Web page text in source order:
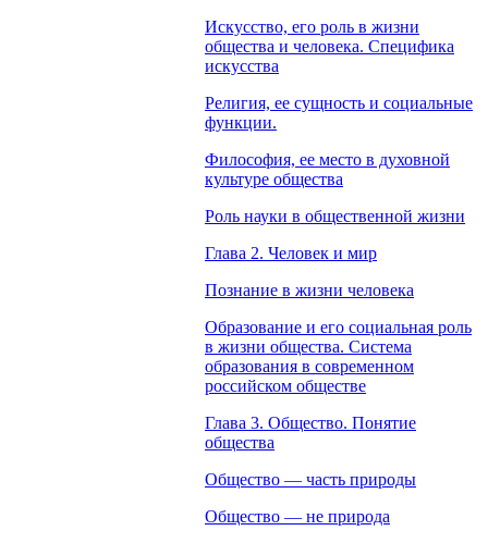
Искусство, его роль в жизни
общества и человека. Специфика
искусства
Религия, ее сущность и социальные
функции.
Философия, ее место в духовной
культуре общества
Роль науки в общественной жизни
Глава 2. Человек и мир
Познание в жизни человека
Образование и его социальная роль
в жизни общества. Система
образования в современном
российском обществе
Глава 3. Общество. Понятие
общества
Общество — часть природы
Общество — не природа